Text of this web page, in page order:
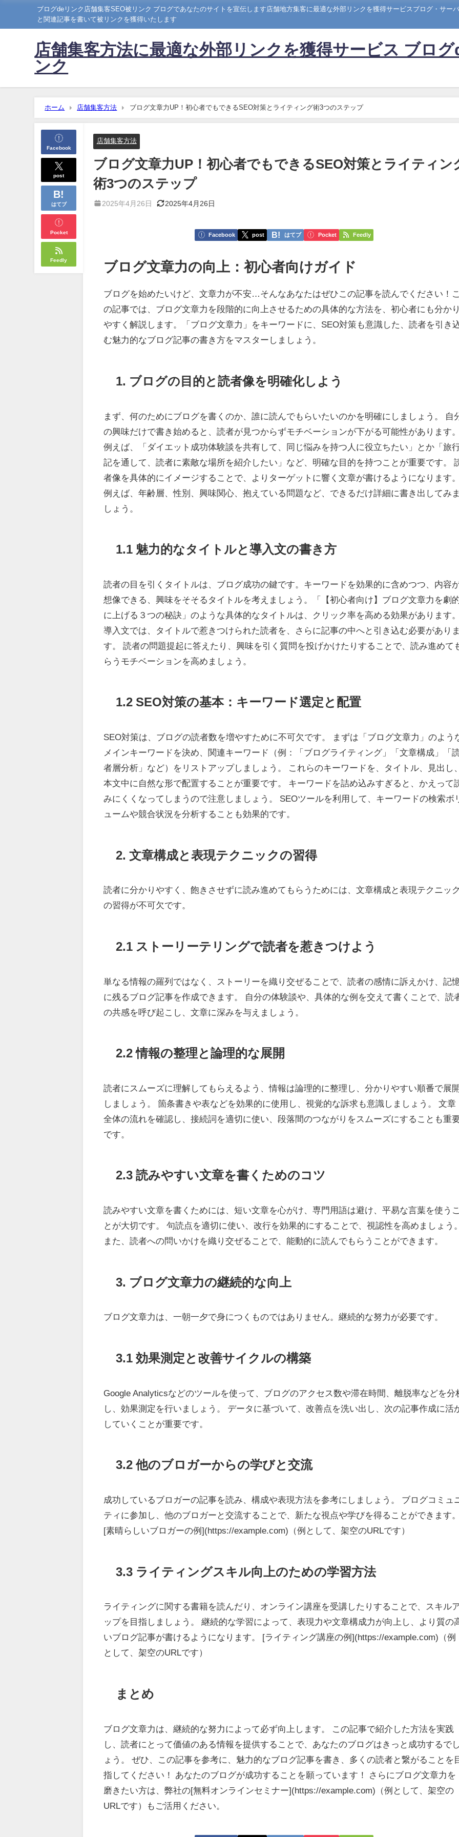
ブログdeリンク店舗集客SEO被リンク ブログであなたのサイトを宣伝します店舗地方集客に最適な外部リンクを獲得サービスブログ・サー
と関連記事を書いて被リンクを獲得いたします
店舗集客方法に最適な外部リンクを獲得サービス ブロ
ンク
ホーム 店舗集客方法 ブログ文章力UP！初心者でもできるSEO対策とライティング術3つのステップ
Facebook
post
はてブ
Pocket
Feedly
店舗集客方法
ブログ文章力UP！初心者でもできるSEO対策とライティン
術3つのステップ
2025年4月26日 2025年4月26日
Facebook post はてブ Pocket Feedly
ブログ文章力の向上：初心者向けガイド
ブログを始めたいけど、文章力が不安…そんなあなたはぜひこの記事を読んでください！
の記事では、ブログ文章力を段階的に向上させるための具体的な方法を、初心者にも分か
やすく解説します。「ブログ文章力」をキーワードに、SEO対策も意識した、読者を引き
む魅力的なブログ記事の書き方をマスターしましょう。
1. ブログの目的と読者像を明確化しよう
まず、何のためにブログを書くのか、誰に読んでもらいたいのかを明確にしましょう。 自
の興味だけで書き始めると、読者が見つからずモチベーションが下がる可能性があります
例えば、「ダイエット成功体験談を共有して、同じ悩みを持つ人に役立ちたい」とか「旅
記を通して、読者に素敵な場所を紹介したい」など、明確な目的を持つことが重要です。
者像を具体的にイメージすることで、よりターゲットに響く文章が書けるようになります
例えば、年齢層、性別、興味関心、抱えている問題など、できるだけ詳細に書き出してみ
しょう。
1.1 魅力的なタイトルと導入文の書き方
読者の目を引くタイトルは、ブログ成功の鍵です。キーワードを効果的に含めつつ、内容
想像できる、興味をそそるタイトルを考えましょう。「【初心者向け】ブログ文章力を劇
に上げる３つの秘訣」のような具体的なタイトルは、クリック率を高める効果があります
導入文では、タイトルで惹きつけられた読者を、さらに記事の中へと引き込む必要があり
す。 読者の問題提起に答えたり、興味を引く質問を投げかけたりすることで、読み進めて
らうモチベーションを高めましょう。
1.2 SEO対策の基本：キーワード選定と配置
SEO対策は、ブログの読者数を増やすために不可欠です。 まずは「ブログ文章力」のよう
メインキーワードを決め、関連キーワード（例：「ブログライティング」「文章構成」「
者層分析」など）をリストアップしましょう。 これらのキーワードを、タイトル、見出し
本文中に自然な形で配置することが重要です。 キーワードを詰め込みすぎると、かえって
みにくくなってしまうので注意しましょう。 SEOツールを利用して、キーワードの検索ボ
ュームや競合状況を分析することも効果的です。
2. 文章構成と表現テクニックの習得
読者に分かりやすく、飽きさせずに読み進めてもらうためには、文章構成と表現テクニッ
の習得が不可欠です。
2.1 ストーリーテリングで読者を惹きつけよう
単なる情報の羅列ではなく、ストーリーを織り交ぜることで、読者の感情に訴えかけ、記
に残るブログ記事を作成できます。 自分の体験談や、具体的な例を交えて書くことで、読
の共感を呼び起こし、文章に深みを与えましょう。
2.2 情報の整理と論理的な展開
読者にスムーズに理解してもらえるよう、情報は論理的に整理し、分かりやすい順番で展
しましょう。 箇条書きや表などを効果的に使用し、視覚的な訴求も意識しましょう。 文章
全体の流れを確認し、接続詞を適切に使い、段落間のつながりをスムーズにすることも重
です。
2.3 読みやすい文章を書くためのコツ
読みやすい文章を書くためには、短い文章を心がけ、専門用語は避け、平易な言葉を使う
とが大切です。 句読点を適切に使い、改行を効果的にすることで、視認性を高めましょう
また、読者への問いかけを織り交ぜることで、能動的に読んでもらうことができます。
3. ブログ文章力の継続的な向上
ブログ文章力は、一朝一夕で身につくものではありません。継続的な努力が必要です。
3.1 効果測定と改善サイクルの構築
Google Analyticsなどのツールを使って、ブログのアクセス数や滞在時間、離脱率などを分
し、効果測定を行いましょう。 データに基づいて、改善点を洗い出し、次の記事作成に活
していくことが重要です。
3.2 他のブロガーからの学びと交流
成功しているブロガーの記事を読み、構成や表現方法を参考にしましょう。 ブログコミュ
ティに参加し、他のブロガーと交流することで、新たな視点や学びを得ることができます
[素晴らしいブロガーの例](https://example.com)（例として、架空のURLです）
3.3 ライティングスキル向上のための学習方法
ライティングに関する書籍を読んだり、オンライン講座を受講したりすることで、スキル
ップを目指しましょう。 継続的な学習によって、表現力や文章構成力が向上し、より質の
いブログ記事が書けるようになります。 [ライティング講座の例](https://example.com)（例
として、架空のURLです）
まとめ
ブログ文章力は、継続的な努力によって必ず向上します。 この記事で紹介した方法を実践
し、読者にとって価値のある情報を提供することで、あなたのブログはきっと成功するで
ょう。 ぜひ、この記事を参考に、魅力的なブログ記事を書き、多くの読者と繋がることを
指してください！ あなたのブログが成功することを願っています！ さらにブログ文章力を
磨きたい方は、弊社の[無料オンラインセミナー](https://example.com)（例として、架空の
URLです）もご活用ください。